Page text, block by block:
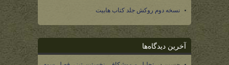
نسخه دوم روکش جلد کتاب هابیت
آخرین دیدگاه‌ها